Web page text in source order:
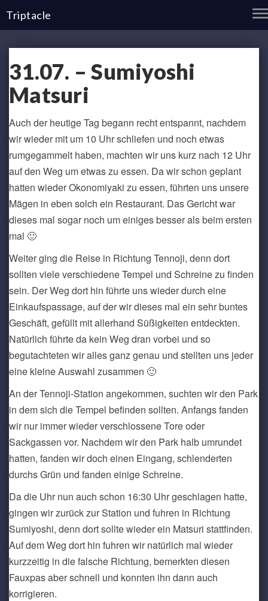
Triptacle
–
Sumiyoshi
Matsuri
31.07. – Sumiyoshi
Matsuri
Auch der heutige Tag begann recht entspannt, nachdem
wir wieder mit um 10 Uhr schliefen und noch etwas
rumgegammelt haben, machten wir uns kurz nach 12 Uhr
auf den Weg um etwas zu essen. Da wir schon geplant
hatten wieder Okonomiyaki zu essen, führten uns unsere
Mägen in eben solch ein Restaurant. Das Gericht war
dieses mal sogar noch um einiges besser als beim ersten
mal 🙂
Weiter ging die Reise in Richtung Tennoji, denn dort
sollten viele verschiedene Tempel und Schreine zu finden
sein. Der Weg dort hin führte uns wieder durch eine
Einkaufspassage, auf der wir dieses mal ein sehr buntes
Geschäft, gefüllt mit allerhand Süßigkeiten entdeckten.
Natürlich führte da kein Weg dran vorbei und so
begutachteten wir alles ganz genau und stellten uns jeder
eine kleine Auswahl zusammen 🙂
An der Tennoji-Station angekommen, suchten wir den Park
in dem sich die Tempel befinden sollten. Anfangs fanden
wir nur immer wieder verschlossene Tore oder
Sackgassen vor. Nachdem wir den Park halb umrundet
hatten, fanden wir doch einen Eingang, schlenderten
durchs Grün und fanden einige Schreine.
Da die Uhr nun auch schon 16:30 Uhr geschlagen hatte,
gingen wir zurück zur Station und fuhren in Richtung
Sumiyoshi, denn dort sollte wieder ein Matsuri stattfinden.
Auf dem Weg dort hin fuhren wir natürlich mal wieder
kurzzeitig in die falsche Richtung, bemerkten diesen
Fauxpas aber schnell und konnten ihn dann auch
korrigieren.